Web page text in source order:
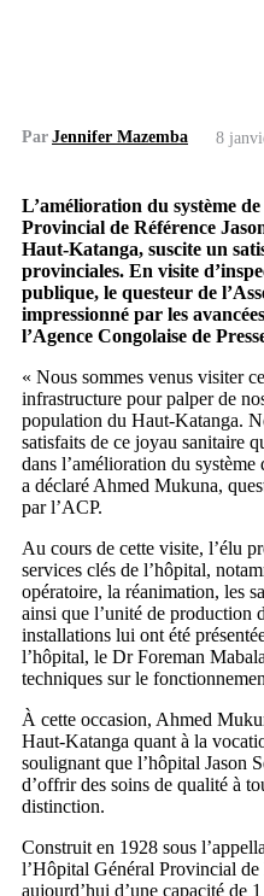
Par Jennifer Mazemba 8
L’amélioration du système
Provincial de Référence
Haut-Katanga, suscite un
provinciales. En visite
publique, le questeur de
impressionné par les
l’Agence Congolaise de
« Nous sommes venus visiter
infrastructure pour palper de
population du Haut-Katanga.
satisfaits de ce joyau sanitaire
dans l’amélioration du
a déclaré Ahmed Mukuna,
par l’ACP.
Au cours de cette visite, l’élu
services clés de l’hôpital,
opératoire, la réanimation, les
ainsi que l’unité de production
installations lui ont été
l’hôpital, le Dr Foreman
techniques sur le
À cette occasion, Ahmed
Haut-Katanga quant à la
soulignant que l’hôpital Jason
d’offrir des soins de qualité à
distinction.
Construit en 1928 sous
l’Hôpital Général Provincial de
aujourd’hui d’une capacité de